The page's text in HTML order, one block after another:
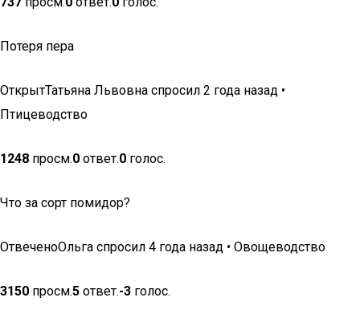
Потеря пера
ОткрытТатьяна Львовна спросил 2 года назад •
Птицеводство
1248 просм.0 ответ.0 голос.
Что за сорт помидор?
ОтвеченоОльга спросил 4 года назад • Овощеводство
3150 просм.5 ответ.-3 голос.